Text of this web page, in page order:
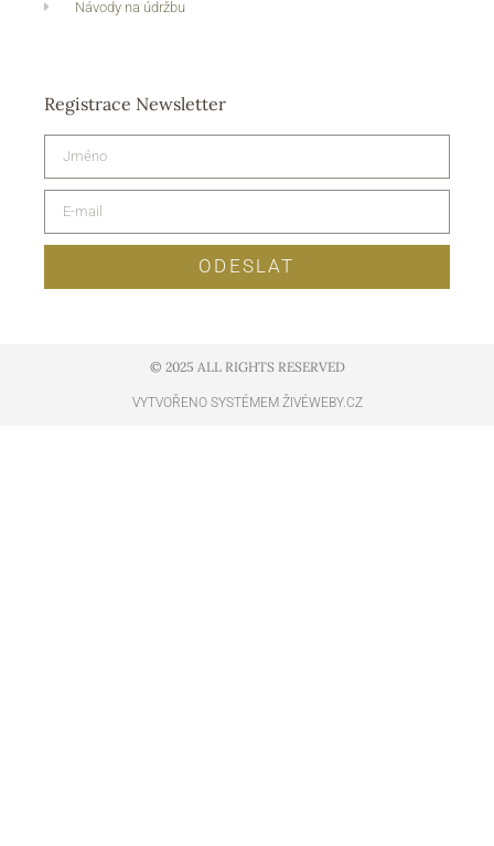
Návody na údržbu
Registrace Newsletter
ODESLAT
© 2025 ALL RIGHTS RESERVED​
VYTVOŘENO SYSTÉMEM ŽIVÉWEBY.CZ